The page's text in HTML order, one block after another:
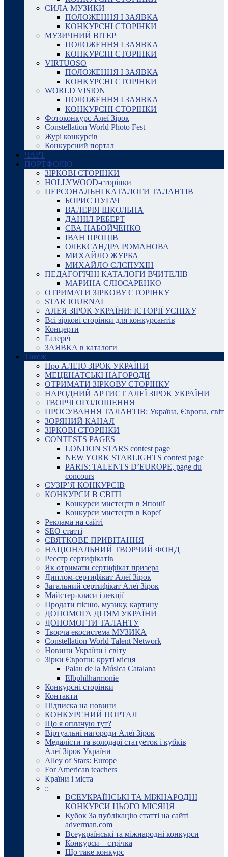
СИЛА МУЗИКИ
ПОЛОЖЕННЯ І ЗАЯВКА
КОНКУРСНІ СТОРІНКИ
МУЗИЧНИЙ ВІТЕР
ПОЛОЖЕННЯ І ЗАЯВКА
КОНКУРСНІ СТОРІНКИ
VIRTUOSO
ПОЛОЖЕННЯ І ЗАЯВКА
КОНКУРСНІ СТОРІНКИ
WORLD VISION
ПОЛОЖЕННЯ І ЗАЯВКА
КОНКУРСНІ СТОРІНКИ
Фотоконкурс Алеї Зірок
Constellation World Photo Fest
Журі конкурсів
Конкурсний портал
ЧАРТ
ПОРТФОЛІО
ЗІРКОВІ СТОРІНКИ
HOLLYWOOD-сторінки
ПЕРСОНАЛЬНІ КАТАЛОГИ ТАЛАНТІВ
БОРИС ПУГАЧ
ВАЛЕРІЯ ШКОЛЬНА
ДАНІІЛ РЕБЕРТ
ЄВА НАБОЙЧЕНКО
ІВАН ПРОЦІВ
ОЛЕКСАНДРА РОМАНОВА
МИХАЙЛО ЖУРБА
МИХАЙЛО СЛЄПУХІН
ПЕДАГОГІЧНІ КАТАЛОГИ ВЧИТЕЛІВ
МАРИНА СЛЮСАРЕНКО
ОТРИМАТИ ЗІРКОВУ СТОРІНКУ
STAR JOURNAL
АЛЕЯ ЗІРОК УКРАЇНИ: ІСТОРІЇ УСПІХУ
Всі зіркові сторінки для конкурсантів
Концерти
Галереї
ЗАЯВКА в каталоги
Також
Про АЛЕЮ ЗІРОК УКРАЇНИ
МЕЦЕНАТСЬКІ НАГОРОДИ
ОТРИМАТИ ЗІРКОВУ СТОРІНКУ
НАРОДНИЙ АРТИСТ АЛЕЇ ЗІРОК УКРАЇНИ
ТВОРЧІ ОГОЛОШЕННЯ
ПРОСУВАННЯ ТАЛАНТІВ: Україна, Європа, світ
ЗОРЯНИЙ КАНАЛ
ЗІРКОВІ СТОРІНКИ
CONTESTS PAGES
LONDON STARS contest page
NEW YORK STARLIGHTS contest page
PARIS: TALENTS D’EUROPE, page du
concours
СУЗІР’Я КОНКУРСІВ
КОНКУРСИ В СВІТІ
Конкурси мистецтв в Японії
Конкурси мистецтв в Кореї
Реклама на сайті
SEO статті
СВЯТКОВЕ ПРИВІТАННЯ
НАЦІОНАЛЬНИЙ ТВОРЧИЙ ФОНД
Реєстр сертифікатів
Як отримати сертифікат призера
Диплом-сертифікат Алеї Зірок
Загальний сертифікат Алеї Зірок
Майстер-класи і лекції
Продати пісню, музику, картину
ДОПОМОГА ДІТЯМ УКРАЇНИ
ДОПОМОГТИ ТАЛАНТУ
Творча екосистема МУЗИКА
Constellation World Talent Network
Новини України і світу
Зірки Європи: круті місця
Palau de la Música Catalana
Elbphilharmonie
Конкурсні сторінки
Контакти
Підписка на новини
КОНКУРСНИЙ ПОРТАЛ
Що я оплачую тут?
Віртуальні нагороди Алеї Зірок
Медалісти та володарі статуеток і кубків
Алеї Зірок України
Alley of Stars: Europe
For American teachers
Країни і міста
::
ВСЕУКРАЇНСЬКІ ТА МІЖНАРОДНІ
КОНКУРСИ ЦЬОГО МІСЯЦЯ
Кубок За публікацію статті на сайті
adverman.com
Всеукраїнські та міжнародні конкурси
Конкурси – стрічка
Що таке конкурс